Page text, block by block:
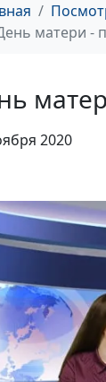
матери -
2020